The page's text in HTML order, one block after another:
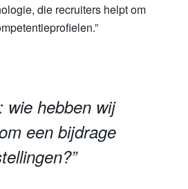
die recruiters helpt om
wie hebben wij
een bijdrage